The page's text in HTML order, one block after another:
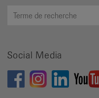
Terme
Social Media